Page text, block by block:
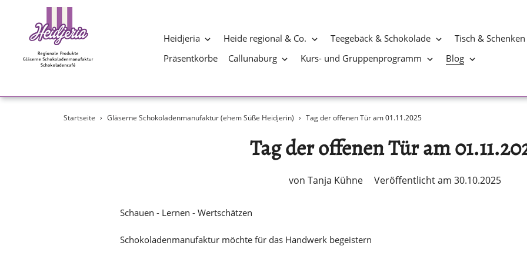
Heidjeria Heide regional & Co. Teegebäck & Schokolade
Tisch & Schenken
Präsentkörbe
Callunaburg Kurs- und Gruppenprogramm Blog
Startseite › Gläserne Schokoladenmanufaktur (ehem Süße Heidjerin) › Tag der offenen Tür am 01.11.2025
Tag der offenen Tür am
von Tanja Kühne Veröffentlicht am 30.10.2025
Schauen - Lernen - Wertschätzen
Schokoladenmanufaktur möchte für das Handwerk begeistern